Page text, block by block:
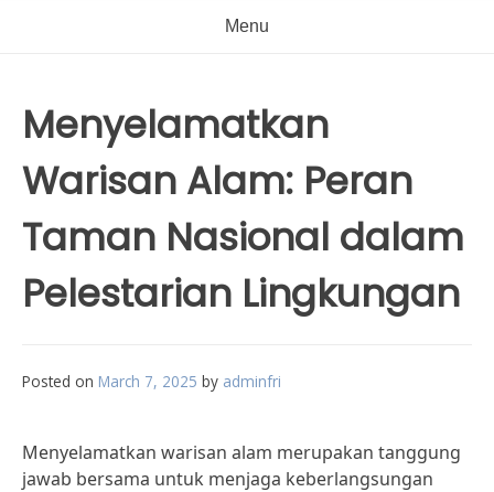
Menu
Menyelamatkan
Warisan Alam: Peran
Taman Nasional dalam
Pelestarian Lingkungan
Posted on March 7, 2025 by adminfri
Menyelamatkan warisan alam merupakan tanggung
jawab bersama untuk menjaga keberlangsungan